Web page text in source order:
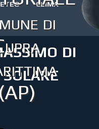
di
(AP)
CLIMA
di
solare